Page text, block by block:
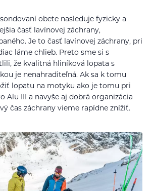
obete nasleduje fyzicky a
časť lavínovej záchrany,
Je to časť lavínovej záchrany, pri
láme chlieb. Preto sme si s
že kvalitná hliníková lopata s
je nenahraditeľná. Ak sa k tomu
lopatu na motyku ako je tomu pri
Alu III a navyše aj dobrá organizácia
čas záchrany vieme rapídne znížiť.